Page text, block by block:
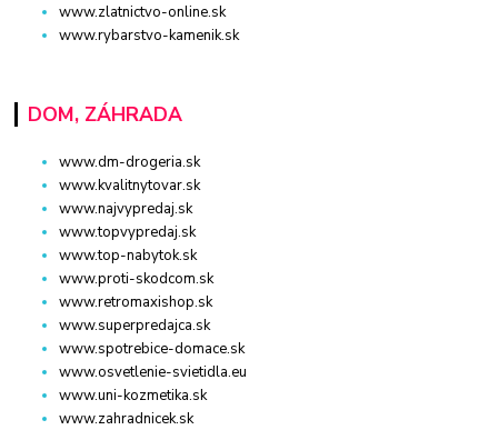
www.zlatnictvo-online.sk
www.rybarstvo-kamenik.sk
DOM, ZÁHRADA
www.dm-drogeria.sk
www.kvalitnytovar.sk
www.najvypredaj.sk
www.topvypredaj.sk
www.top-nabytok.sk
www.proti-skodcom.sk
www.retromaxishop.sk
www.superpredajca.sk
www.spotrebice-domace.sk
www.osvetlenie-svietidla.eu
www.uni-kozmetika.sk
www.zahradnicek.sk